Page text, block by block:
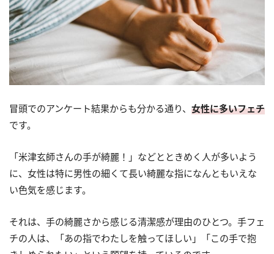
冒頭でのアンケート結果からも分かる通り、 女性に多いフェチ
です。
「米津玄師さんの手が綺麗！」などとときめく人が多いよう
に、女性は特に男性の細くて長い綺麗な指になんともいえな
い色気を感じます。
それは、手の綺麗さから感じる清潔感が理由のひとつ。手フェ
チの人は、「あの指でわたしを触ってほしい」「この手で抱